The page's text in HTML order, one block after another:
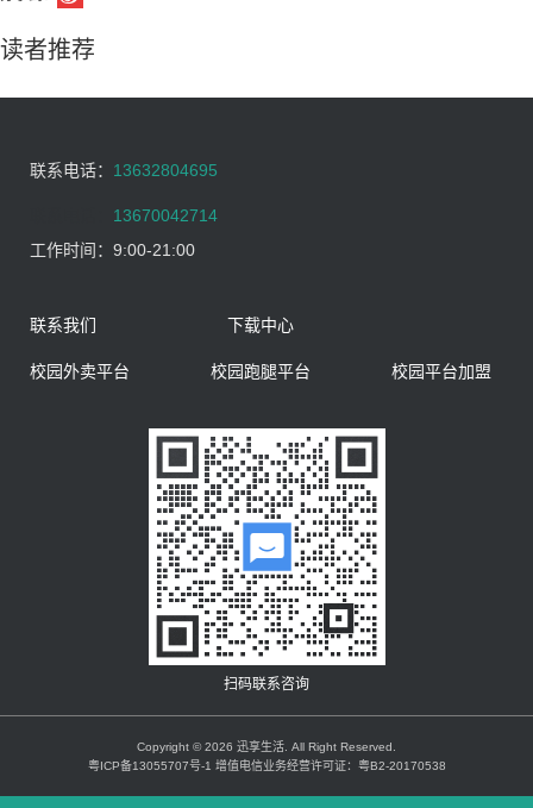
读者推荐
联系电话： 13632804695
13670042714
工作时间： 9:00-21:00
联系我们 下载中心
校园外卖平台 校园跑腿平台 校园平台加盟
扫码联系咨询
Copyright © 2026 迅享生活. All Right Reserved.
粤ICP备13055707号-1 增值电信业务经营许可证：粤B2-20170538